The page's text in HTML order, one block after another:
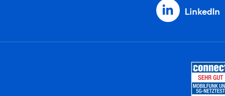
LinkedIn